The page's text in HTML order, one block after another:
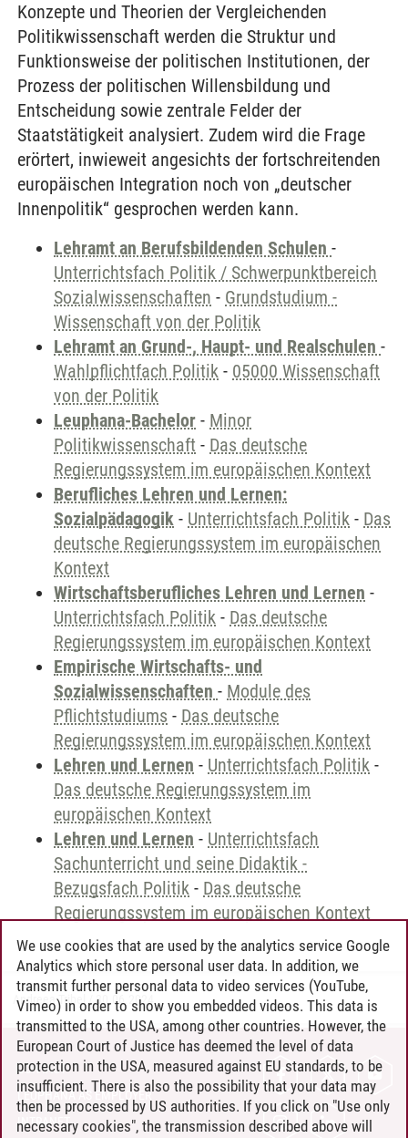
Konzepte und Theorien der Vergleichenden
Politikwissenschaft werden die Struktur und
Funktionsweise der politischen Institutionen, der
Prozess der politischen Willensbildung und
Entscheidung sowie zentrale Felder der
Staatstätigkeit analysiert. Zudem wird die Frage
erörtert, inwieweit angesichts der fortschreitenden
europäischen Integration noch von „deutscher
Innenpolitik“ gesprochen werden kann.
Lehramt an Berufsbildenden Schulen -
Unterrichtsfach Politik / Schwerpunktbereich
Sozialwissenschaften - Grundstudium -
Wissenschaft von der Politik
Lehramt an Grund-, Haupt- und Realschulen -
Wahlpflichtfach Politik - 05000 Wissenschaft
von der Politik
Leuphana-Bachelor - Minor
Politikwissenschaft - Das deutsche
Regierungssystem im europäischen Kontext
Berufliches Lehren und Lernen:
Sozialpädagogik - Unterrichtsfach Politik - Das
deutsche Regierungssystem im europäischen
Kontext
Wirtschaftsberufliches Lehren und Lernen -
Unterrichtsfach Politik - Das deutsche
Regierungssystem im europäischen Kontext
Empirische Wirtschafts- und
Sozialwissenschaften - Module des
Pflichtstudiums - Das deutsche
Regierungssystem im europäischen Kontext
Lehren und Lernen - Unterrichtsfach Politik -
Das deutsche Regierungssystem im
europäischen Kontext
Lehren und Lernen - Unterrichtsfach
Sachunterricht und seine Didaktik -
Bezugsfach Politik - Das deutsche
Regierungssystem im europäischen Kontext
Andreea Tribel 30.06.2024
CONTACT
LEUPHANA AS EMPLOYER
INTRANET
We use cookies that are used by the analytics service Google
Analytics which store personal user data. In addition, we
transmit further personal data to video services (YouTube,
Vimeo) in order to show you embedded videos. This data is
transmitted to the USA, among other countries. However, the
European Court of Justice has deemed the level of data
protection in the USA, measured against EU standards, to be
insufficient. There is also the possibility that your data may
then be processed by US authorities. If you click on "Use only
necessary cookies", the transmission described above will